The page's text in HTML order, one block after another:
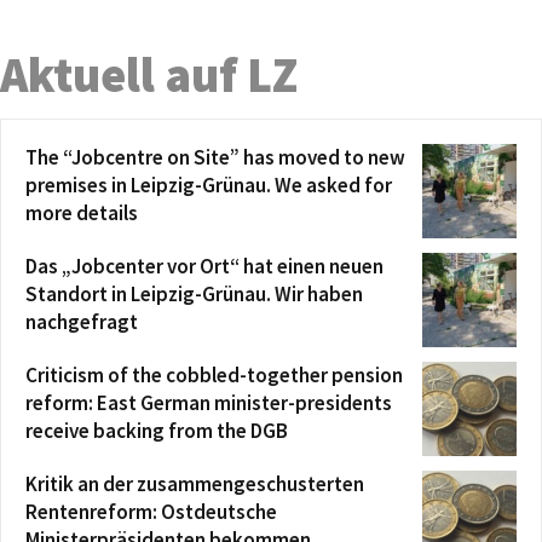
Aktuell auf LZ
The “Jobcentre on Site” has moved to new
premises in Leipzig-Grünau. We asked for
more details
Das „Jobcenter vor Ort“ hat einen neuen
Standort in Leipzig-Grünau. Wir haben
nachgefragt
Criticism of the cobbled-together pension
reform: East German minister-presidents
receive backing from the DGB
Kritik an der zusammengeschusterten
Rentenreform: Ostdeutsche